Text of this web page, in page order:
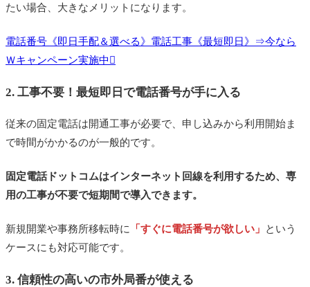
たい場合、大きなメリットになります。
電話番号《即日手配＆選べる》電話工事《最短即日》⇒今なら
Ｗキャンペーン実施中
2. 工事不要！最短即日で電話番号が手に入る
従来の固定電話は開通工事が必要で、申し込みから利用開始ま
で時間がかかるのが一般的です。
固定電話ドットコムはインターネット回線を利用するため、専
用の工事が不要で短期間で導入できます。
新規開業や事務所移転時に 「すぐに電話番号が欲しい」
という
ケースにも対応可能です。
3. 信頼性の高いの市外局番が使える